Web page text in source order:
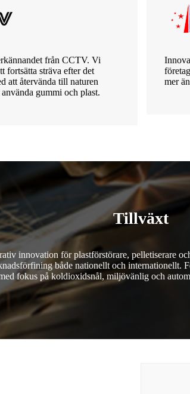
från CCTV. Vi
fortsätta sträva efter det
att återvända till naturen
gummi och plast.
mer
Tillväxt
innovation för plastförstörare, pelletiserare
både nationellt och internationellt.
fokus på koldioxidsnål, miljövänlig och